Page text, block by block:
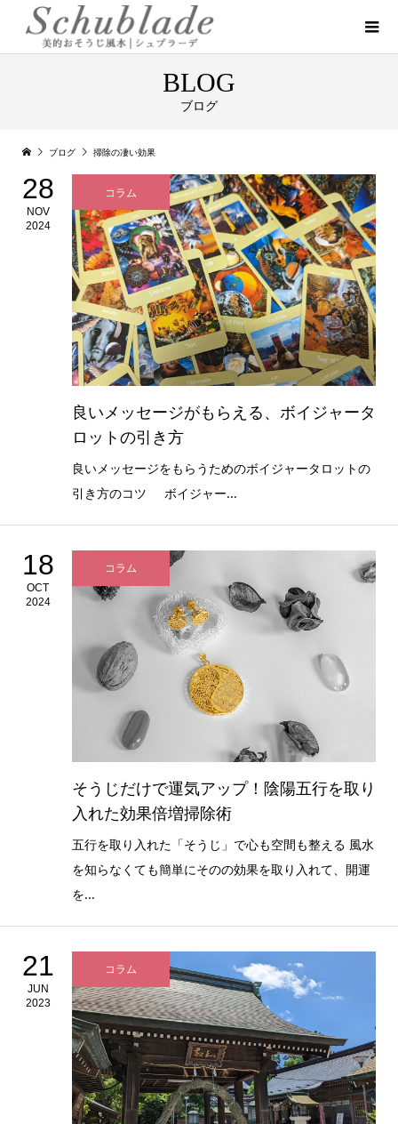
BLOG
ブログ
ブログ 掃除の凄い効果
28
NOV
2024
コラム
良いメッセージがもらえる、ボイジャータ
ロットの引き方
良いメッセージをもらうためのボイジャータロットの
引き方のコツ ボイジャー...
18
OCT
2024
コラム
そうじだけで運気アップ！陰陽五行を取り
入れた効果倍増掃除術
五行を取り入れた「そうじ」で心も空間も整える 風水
を知らなくても簡単にそのの効果を取り入れて、開運
を...
21
JUN
2023
コラム